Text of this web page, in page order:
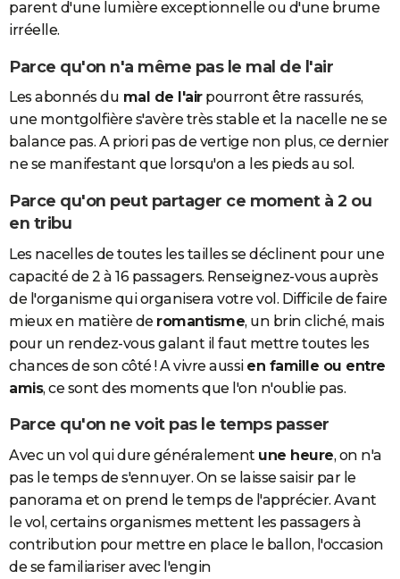
parent d'une lumière exceptionnelle ou d'une brume
irréelle.
Parce qu'on n'a même pas le mal de l'air
Les abonnés du mal de l'airpourront être rassurés,
une montgolfière s'avère très stable et la nacelle ne se
balance pas. A priori pas de vertige non plus, ce dernier
ne se manifestant que lorsqu'on a les pieds au sol.
Parce qu'on peut partager ce moment à 2 ou
en tribu
Les nacelles de toutes les tailles se déclinent pour une
capacité de 2 à 16 passagers. Renseignez-vous auprès
de l'organisme qui organisera votre vol. Difficile de faire
mieux en matière de romantisme, un brin cliché, mais
pour un rendez-vous galant il faut mettre toutes les
chances de son côté ! A vivre aussi en famille ou entre
amis, ce sont des moments que l'on n'oublie pas.
Parce qu'on ne voit pas le temps passer
Avec un vol qui dure généralement une heure, on n'a
pas le temps de s'ennuyer. On se laisse saisir par le
panorama et on prend le temps de l'apprécier. Avant
le vol, certains organismes mettent les passagers à
contribution pour mettre en place le ballon, l'occasion
de se familiariser avec l'engin